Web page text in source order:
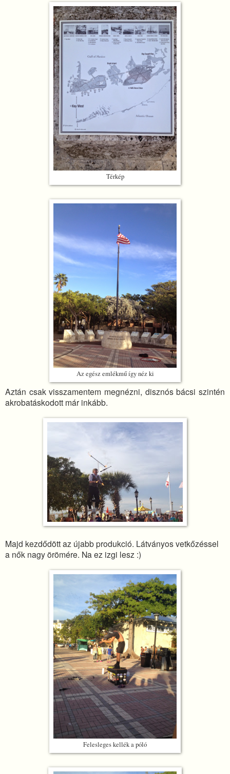
Térkép
Az egész emlékmű így néz ki
Aztán csak visszamentem megnézni, disznós bácsi szintén
akrobatáskodott már inkább.
Majd kezdődött az újabb produkció. Látványos vetkőzéssel
a nők nagy örömére. Na ez izgi lesz :)
Felesleges kellék a póló